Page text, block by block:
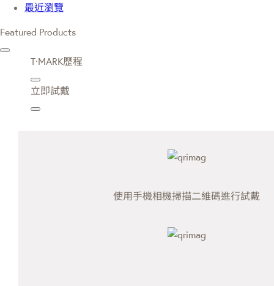
最近瀏覽
Featured Products
T·MARK歷程
立即試戴
使用手機相機掃描二維碼進行試戴